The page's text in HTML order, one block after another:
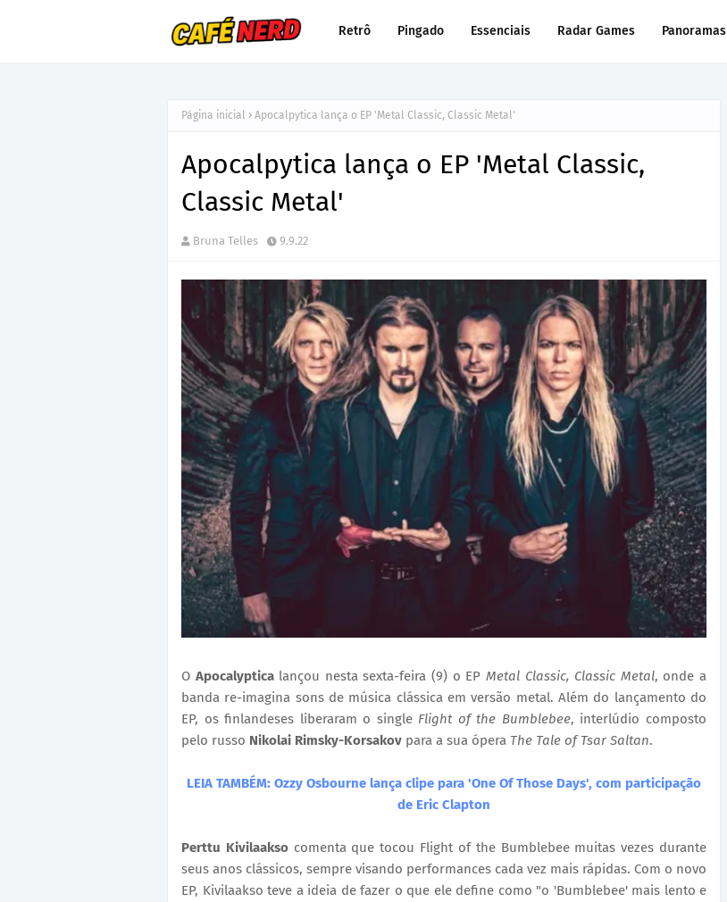
Retrô Pingado Essenciais Radar Games Panoramas
Página inicial Apocalpytica lança o EP 'Metal Classic, Classic Metal'
Apocalpytica lança o EP 'Metal Classic,
Classic Metal'
Bruna Telles 9.9.22
O Apocalypticalançou nesta sexta-feira (9) o EP Metal Classic, Classic Metal, onde a
banda re-imagina sons de música clássica em versão metal. Além do lançamento do
EP, os finlandeses liberaram o single Flight of the Bumblebee, interlúdio composto
pelo russo Nikolai Rimsky-Korsakov para a sua ópera The Tale of Tsar Saltan.
LEIA TAMBÉM: Ozzy Osbourne lança clipe para 'One Of Those Days', com participação
de Eric Clapton
Perttu Kivilaaksocomenta que tocou Flight of the Bumblebee muitas vezes durante
seus anos clássicos, sempre visando performances cada vez mais rápidas. Com o novo
EP, Kivilaakso teve a ideia de fazer o que ele define como "o 'Bumblebee' mais lento e